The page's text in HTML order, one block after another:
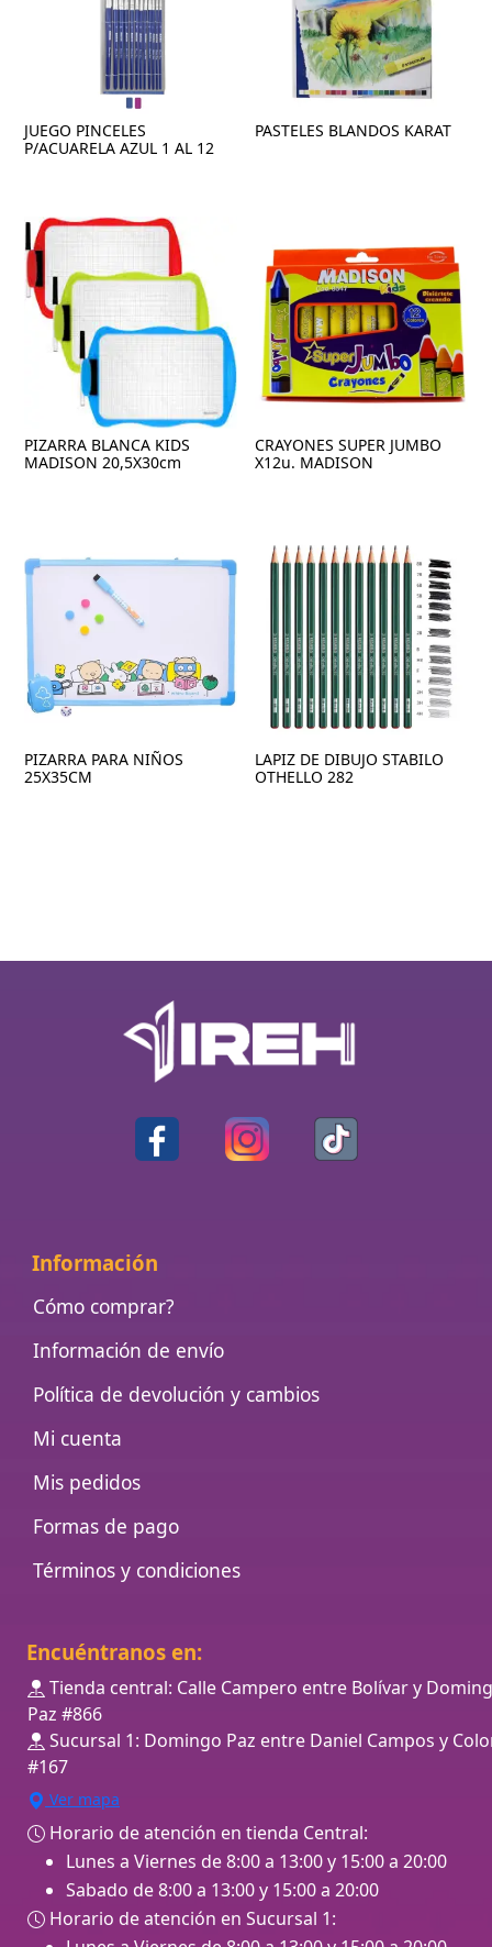
JUEGO PINCELES
P/ACUARELA AZUL 1 AL 12
PASTELES BLANDOS KARAT
PIZARRA BLANCA KIDS
MADISON 20,5X30cm
CRAYONES SUPER JUMBO
X12u. MADISON
PIZARRA PARA NIÑOS
25X35CM
LAPIZ DE DIBUJO STABILO
OTHELLO 282
Información
Cómo comprar?
Información de envío
Política de devolución y cambios
Mi cuenta
Mis pedidos
Formas de pago
Términos y condiciones
Encuéntranos en:
Tienda central: Calle Campero entre Bolívar y
Paz #866
Sucursal 1: Domingo Paz entre Daniel Campos y
#167
Ver mapa
Horario de atención en tienda Central:
Lunes a Viernes de 8:00 a 13:00 y 15:00 a 20:00
Sabado de 8:00 a 13:00 y 15:00 a 20:00
Horario de atención en Sucursal 1: